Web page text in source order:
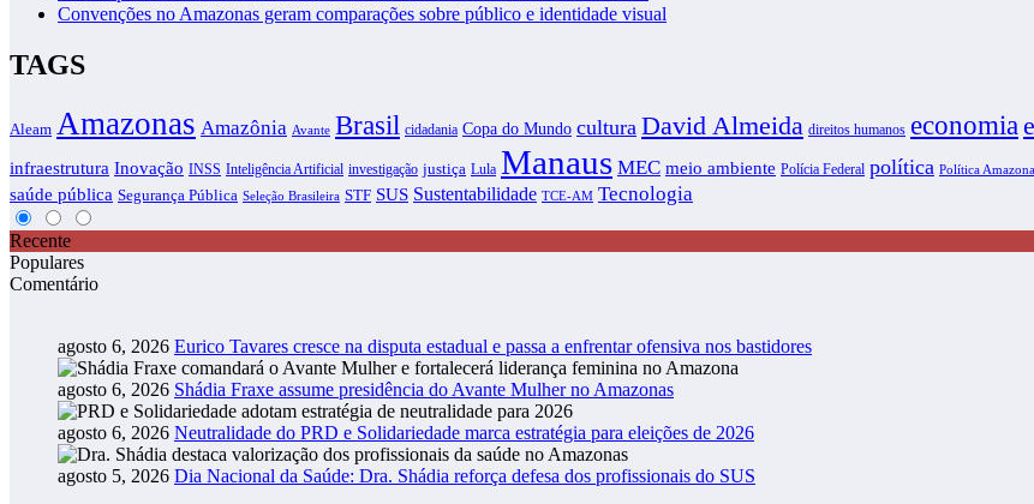
Convenções no Amazonas geram comparações sobre público e identidade visual
TAGS
Aleam Amazonas Amazônia Avante Brasil cidadania Copa do Mundo cultura David Almeida direitos humanos economia
infraestrutura Inovação INSS Inteligência Artificial investigação justiça Lula Manaus MEC meio ambiente Polícia Federal política Política
saúde pública Segurança Pública Seleção Brasileira STF SUS Sustentabilidade TCE-AM Tecnologia
Recente
Populares
Comentário
agosto 6, 2026 Eurico Tavares cresce na disputa estadual e passa a enfrentar ofensiva nos bastidores
agosto 6, 2026 Shádia Fraxe assume presidência do Avante Mulher no Amazonas
agosto 6, 2026 Neutralidade do PRD e Solidariedade marca estratégia para eleições de 2026
agosto 5, 2026 Dia Nacional da Saúde: Dra. Shádia reforça defesa dos profissionais do SUS